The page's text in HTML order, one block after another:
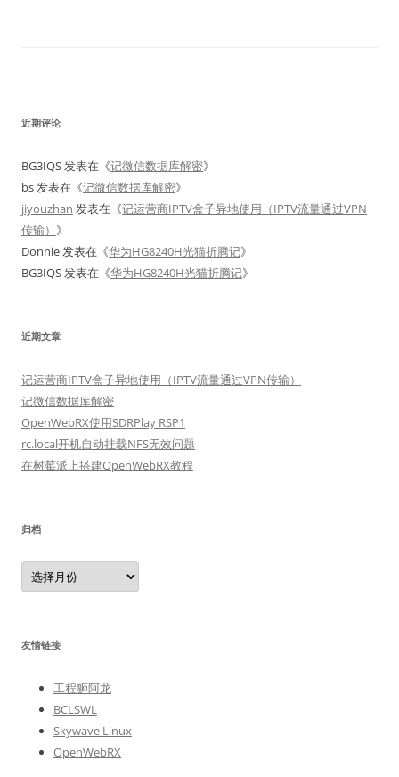
近期评论
BG3IQS发表在《记微信数据库解密》
bs发表在《记微信数据库解密》
jiyouzhan 发表在《记运营商IPTV盒子异地使用（IPTV流量通过VPN
传输） 》
Donnie发表在《华为HG8240H光猫折腾记》
BG3IQS发表在《华为HG8240H光猫折腾记》
近期文章
记运营商IPTV盒子异地使用（IPTV流量通过VPN传输）
记微信数据库解密
OpenWebRX使用SDRPlay RSP1
rc.local开机自动挂载NFS无效问题
在树莓派上搭建OpenWebRX教程
归档
归
档
友情链接
工程狮阿龙
BCLSWL
Skywave Linux
OpenWebRX